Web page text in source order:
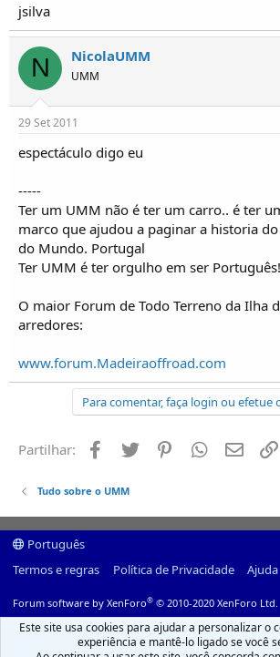
jsilva
N NicolaUMM
UMM
29 Set 2011
espectáculo digo eu
-----
Ter um UMM não é ter um carro.. é ter
marco que ajudou a paginar a historia
do Mundo. Portugal
Ter UMM é ter orgulho em ser Português!
O maior Forum de Todo Terreno da Ilha
arredores:
www.forum.Madeiraoffroad.com
Para comentar, faça login ou efetue
Partilhar: Facebook
Twitter PinterestWhatsapp
Email
Tudo sobre o UMM
Português
Termos e regras
Política de Privacidade Ajuda
Forum software by XenForo® © 2010-2020 XenForo Ltd.
Este site usa cookies para ajudar a personalizar o
experiência e mantê-lo ligado se você